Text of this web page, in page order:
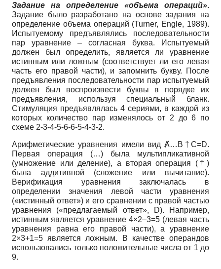
Задание на определение «объема операций».
Задание было разработано на основе задания на
определение объема операций (Turner, Engle, 1989).
Испытуемому предъявлялись последовательности
пар уравнение – согласная буква. Испытуемый
должен был определить, является ли уравнение
истинным или ложным (соответствует ли его левая
часть его правой части), и запомнить букву. После
предъявления последовательности пар испытуемый
должен был воспроизвести буквы в порядке их
предъявления, используя специальный бланк.
Стимуляция предъявлялась 4 сериями, в каждой из
которых количество пар изменялось от 2 до 6 по
схеме 2-3-4-5-6-6-5-4-3-2.
Арифметические уравнения имели вид Ⱥ…B†C=D.
Первая операция (…) была мультипликативной
(умножение или деление), а вторая операция (†)
была аддитивной (сложение или вычитание).
Верификация уравнения заключалась в
определении значения левой части уравнения
(«истинный ответ») и его сравнении с правой частью
уравнения («предлагаемый ответ», D). Например,
истинным является уравнение 4×2–3=5 (левая часть
уравнения равна его правой части), а уравнение
2×3+1=5 является ложным. В качестве операндов
использовались только положительные числа от 1 до
9.